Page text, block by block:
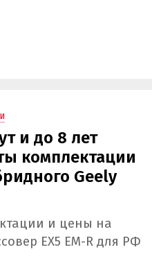
и до 8 лет
комплектации
Geely
и цены на
EX5 EM-R для РФ